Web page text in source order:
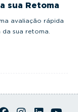
sua Retoma
avaliação rápida
da sua retoma.